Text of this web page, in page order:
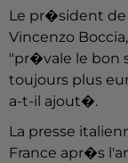
Le pr�sident de
Vincenzo
"pr�vale le bon
toujours plus
a-t-il ajout�.
La presse
France apr�s